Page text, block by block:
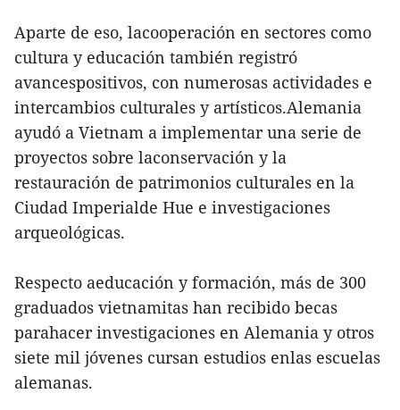
Aparte de eso, lacooperación en sectores como
cultura y educación también registró
avancespositivos, con numerosas actividades e
intercambios culturales y artísticos.Alemania
ayudó a Vietnam a implementar una serie de
proyectos sobre laconservación y la
restauración de patrimonios culturales en la
Ciudad Imperialde Hue e investigaciones
arqueológicas.
Respecto aeducación y formación, más de 300
graduados vietnamitas han recibido becas
parahacer investigaciones en Alemania y otros
siete mil jóvenes cursan estudios enlas escuelas
alemanas.